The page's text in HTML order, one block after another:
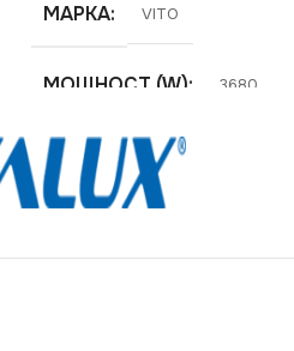
МАРКА VITO
МОЩНОСТ (W) 3680
НАПРЕЖЕНИЕ (V)